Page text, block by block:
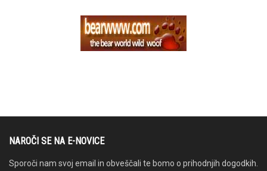
NAROČI SE NA E-NOVICE
Sporoči nam svoj email in obveščali te bomo o prihodnjih dogodkih.